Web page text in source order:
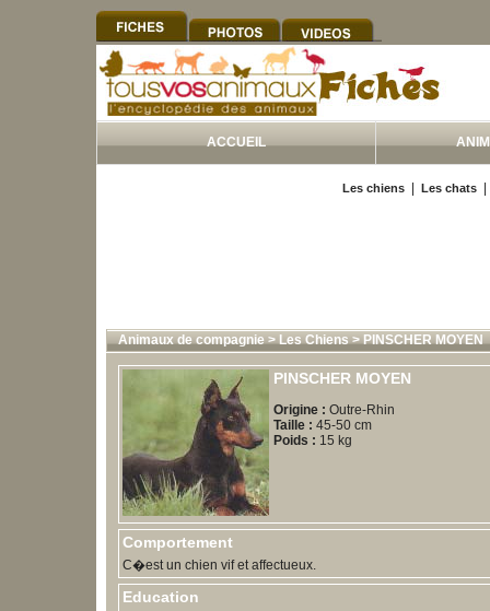
ACCUEIL
Les chiens Les chats
Animaux de compagnie>Les Chiens>PINSCHER MOYEN
PINSCHER MOYEN
Origine : Outre-Rhin
Taille : 45-50 cm
Poids : 15 kg
Comportement
C�est un chien vif et affectueux.
Education